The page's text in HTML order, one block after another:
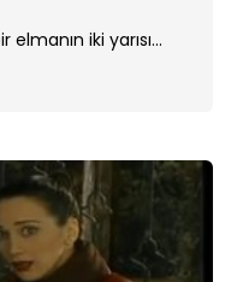
iki yarısı...